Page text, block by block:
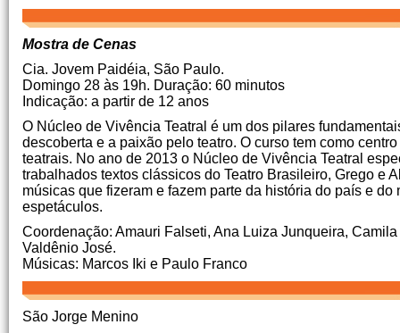
Mostra de Cenas
Cia. Jovem Paidéia, São Paulo.
Domingo 28 às 19h. Duração: 60 minutos
Indicação: a partir de 12 anos
O Núcleo de Vivência Teatral é um dos pilares
descoberta e a paixão pelo teatro. O curso tem como
teatrais. No ano de 2013 o Núcleo de Vivência Teatral
trabalhados textos clássicos do Teatro Brasileiro, Grego e
músicas que fizeram e fazem parte da história do país e do
espetáculos.
Coordenação: Amauri Falseti, Ana Luiza Junqueira,
Valdênio José.
Músicas: Marcos Iki e Paulo Franco
São Jorge Menino